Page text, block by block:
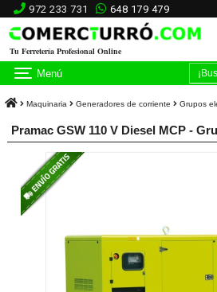
972 233 731 648 179 479
Tu Ferretería Profesional Online
Menú
Maquinaria Generadores de corriente Grupos
Pramac GSW 110 V Diesel MCP -